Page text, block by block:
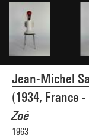
Jean-Michel
(1934, France
Zoé
1963
Créditos fotográficos :
GrandPalaisRmn
Referencia de la imagen :